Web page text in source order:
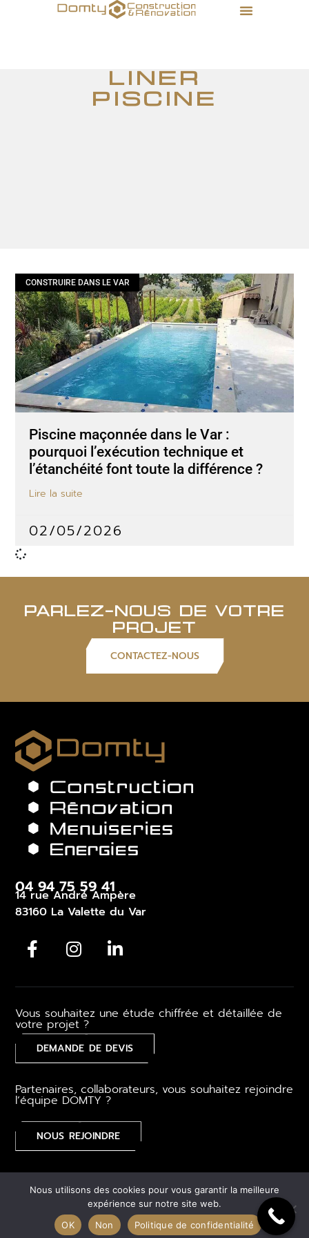
liner
piscine
CONSTRUIRE DANS LE VAR
Piscine maçonnée dans le Var :
pourquoi l’exécution technique et
l’étanchéité font toute la différence ?
Lire la suite
02/05/2026
PARLEZ-NOUS DE VOTRE
PROJET
CONTACTEZ-NOUS
04 94 75 59 41
14 rue André Ampère
83160 La Valette du Var
Vous souhaitez une étude chiffrée et détaillée de
votre projet ?
DEMANDE DE DEVIS
Mentions légales–CGV–Gestion des cookies– Plan du
Partenaires, collaborateurs, vous souhaitez rejoindre
l’équipe DOMTY ?
NOUS REJOINDRE
Nous utilisons des cookies pour vous garantir la meilleure
expérience sur notre site web.
OK
Non Politique de confidentialité